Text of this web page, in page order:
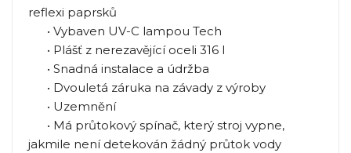
reflexi paprsků
• Vybaven UV-C lampou Tech
• Plášť z nerezavějící oceli 316 l
• Snadná instalace a údržba
• Dvouletá záruka na závady z výroby
• Uzemnění
• Má průtokový spínač, který stroj vypne,
jakmile není detekován žádný průtok vody